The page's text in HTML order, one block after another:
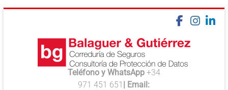
balaguergutierrez.es
Teléfono y WhatsApp +34
971 451 651 | Email: